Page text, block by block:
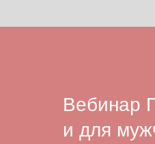
Вебинар
и для